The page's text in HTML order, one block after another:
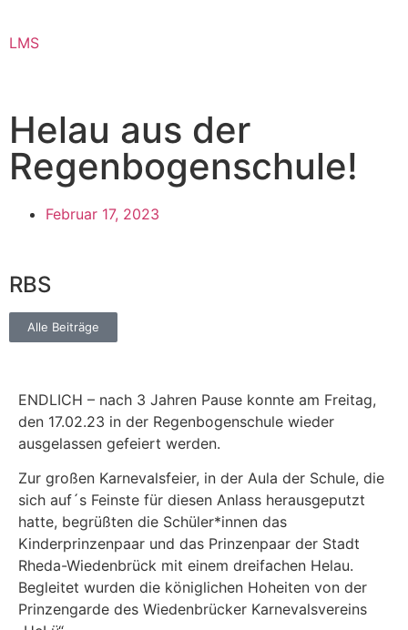
LMS
Helau aus der
Regenbogenschule!
Februar 17, 2023
RBS
Alle Beiträge
ENDLICH – nach 3 Jahren Pause konnte am Freitag,
den 17.02.23 in der Regenbogenschule wieder
ausgelassen gefeiert werden.
Zur großen Karnevalsfeier, in der Aula der Schule, die
sich auf´s Feinste für diesen Anlass herausgeputzt
hatte, begrüßten die Schüler*innen das
Kinderprinzenpaar und das Prinzenpaar der Stadt
Rheda-Wiedenbrück mit einem dreifachen Helau.
Begleitet wurden die königlichen Hoheiten von der
Prinzengarde des Wiedenbrücker Karnevalsvereins